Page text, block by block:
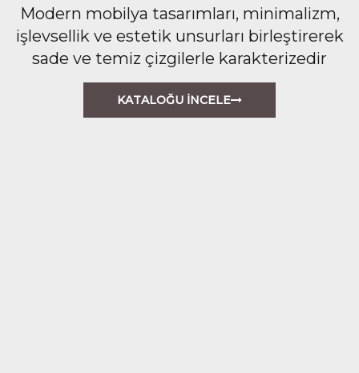
Modern mobilya tasarımları, minimalizm,
işlevsellik ve estetik unsurları birleştirerek
sade ve temiz çizgilerle karakterizedir
KATALOĞU İNCELE